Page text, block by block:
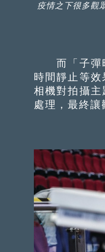
疫情之下很多觀
而「子彈時
時間靜止等
相機對拍攝
處理，最終讓